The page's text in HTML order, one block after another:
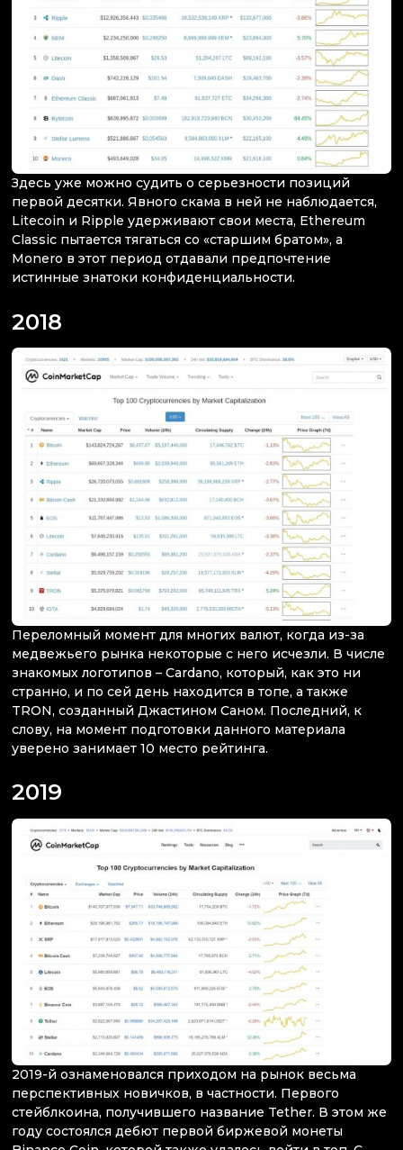
Здесь уже можно судить о серьезности позиций
первой десятки. Явного скама в ней не наблюдается,
Litecoin и Ripple удерживают свои места, Ethereum
Classic пытается тягаться со «старшим братом», а
Monero в этот период отдавали предпочтение
истинные знатоки конфиденциальности.
2018
Переломный момент для многих валют, когда из-за
медвежьего рынка некоторые с него исчезли. В числе
знакомых логотипов – Cardano, который, как это ни
странно, и по сей день находится в топе, а также
TRON, созданный Джастином Саном. Последний, к
слову, на момент подготовки данного материала
уверено занимает 10 место рейтинга.
2019
2019-й ознаменовался приходом на рынок весьма
перспективных новичков, в частности. Первого
стейблкоина, получившего название Tether. В этом же
году состоялся дебют первой биржевой монеты